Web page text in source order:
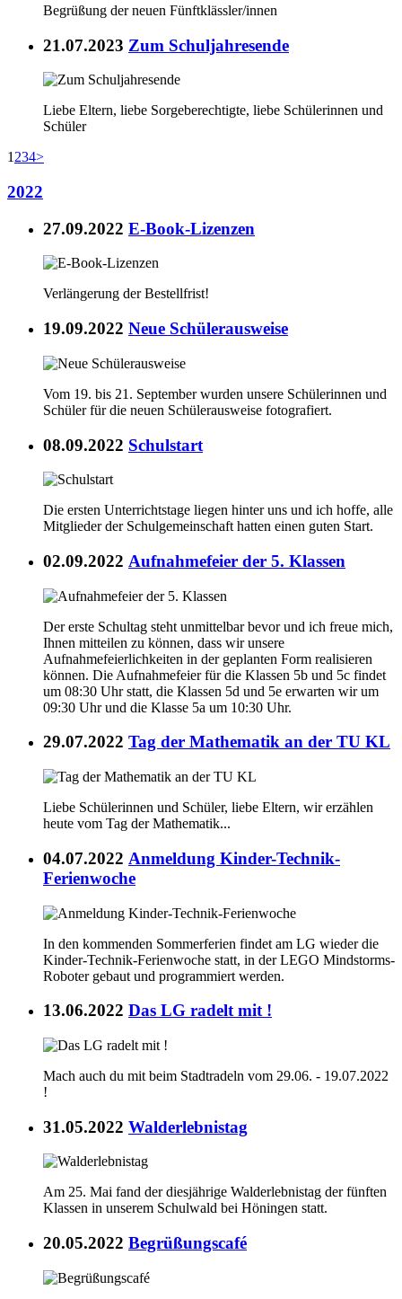
Begrüßung der neuen Fünftklässler/innen
21.07.2023 Zum Schuljahresende
Liebe Eltern, liebe Sorgeberechtigte, liebe Schülerinnen und
Schüler
1 234>
2022
27.09.2022 E-Book-Lizenzen
Verlängerung der Bestellfrist!
19.09.2022 Neue Schülerausweise
Vom 19. bis 21. September wurden unsere Schülerinnen und
Schüler für die neuen Schülerausweise fotografiert.
08.09.2022 Schulstart
Die ersten Unterrichtstage liegen hinter uns und ich hoffe, alle
Mitglieder der Schulgemeinschaft hatten einen guten Start.
02.09.2022 Aufnahmefeier der 5. Klassen
Der erste Schultag steht unmittelbar bevor und ich freue mich,
Ihnen mitteilen zu können, dass wir unsere
Aufnahmefeierlichkeiten in der geplanten Form realisieren
können. Die Aufnahmefeier für die Klassen 5b und 5c findet
um 08:30 Uhr statt, die Klassen 5d und 5e erwarten wir um
09:30 Uhr und die Klasse 5a um 10:30 Uhr.
29.07.2022 Tag der Mathematik an der TU KL
Liebe Schülerinnen und Schüler, liebe Eltern, wir erzählen
heute vom Tag der Mathematik...
04.07.2022 Anmeldung Kinder-Technik-
Ferienwoche
In den kommenden Sommerferien findet am LG wieder die
Kinder-Technik-Ferienwoche statt, in der LEGO Mindstorms-
Roboter gebaut und programmiert werden.
13.06.2022 Das LG radelt mit !
Mach auch du mit beim Stadtradeln vom 29.06. - 19.07.2022
!
31.05.2022 Walderlebnistag
Am 25. Mai fand der diesjährige Walderlebnistag der fünften
Klassen in unserem Schulwald bei Höningen statt.
20.05.2022 Begrüßungscafé